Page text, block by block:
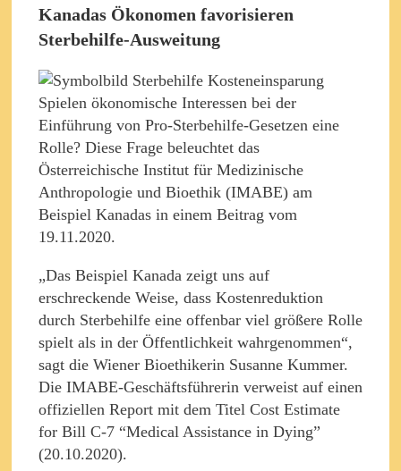
Kanadas Ökonomen favorisieren
Sterbehilfe-Ausweitung
Spielen ökonomische Interessen bei der
Einführung von Pro-Sterbehilfe-Gesetzen eine
Rolle? Diese Frage beleuchtet das
Österreichische Institut für Medizinische
Anthropologie und Bioethik (IMABE) am
Beispiel Kanadas in einem Beitrag vom
19.11.2020.
„Das Beispiel Kanada zeigt uns auf
erschreckende Weise, dass Kostenreduktion
durch Sterbehilfe eine offenbar viel größere Rolle
spielt als in der Öffentlichkeit wahrgenommen“,
sagt die Wiener Bioethikerin Susanne Kummer.
Die IMABE-Geschäftsführerin verweist auf einen
offiziellen Report mit dem Titel Cost Estimate
for Bill C-7 “Medical Assistance in Dying”
(20.10.2020).